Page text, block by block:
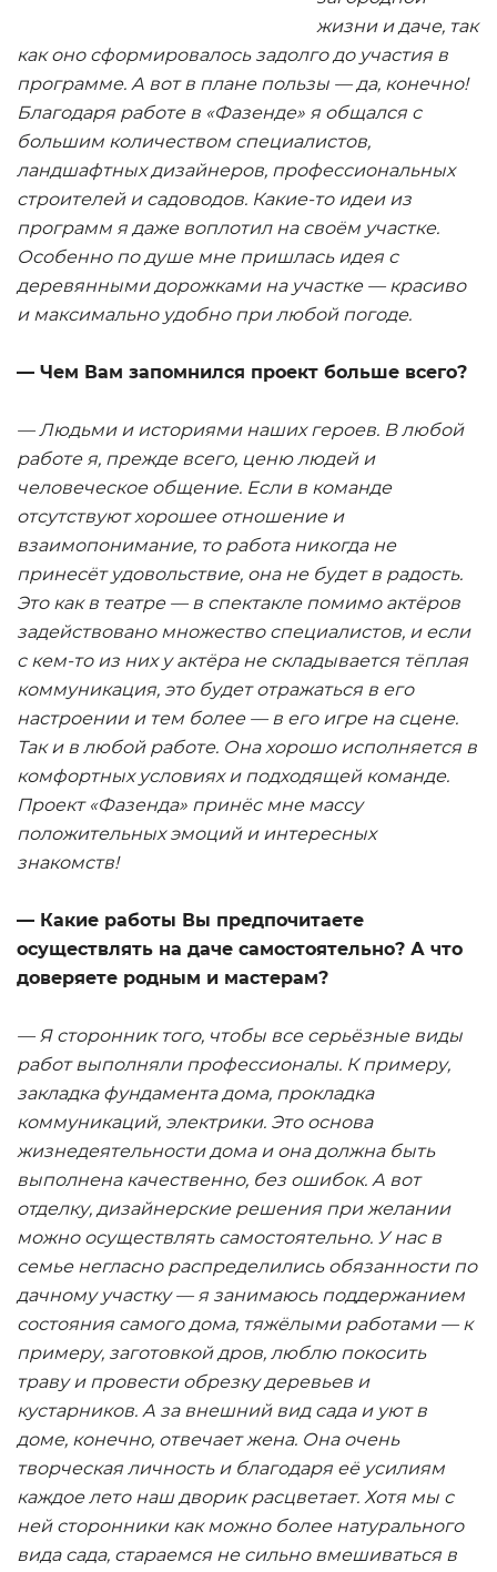
жизни и даче, так
как оно сформировалось задолго до участия в
программе. А вот в плане пользы — да, конечно!
Благодаря работе в «Фазенде» я общался с
большим количеством специалистов,
ландшафтных дизайнеров, профессиональных
строителей и садоводов. Какие-то идеи из
программ я даже воплотил на своём участке.
Особенно по душе мне пришлась идея с
деревянными дорожками на участке — красиво
и максимально удобно при любой погоде.
— Чем Вам запомнился проект больше всего?
— Людьми и историями наших героев. В любой
работе я, прежде всего, ценю людей и
человеческое общение. Если в команде
отсутствуют хорошее отношение и
взаимопонимание, то работа никогда не
принесёт удовольствие, она не будет в радость.
Это как в театре — в спектакле помимо актёров
задействовано множество специалистов, и если
с кем-то из них у актёра не складывается тёплая
коммуникация, это будет отражаться в его
настроении и тем более — в его игре на сцене.
Так и в любой работе. Она хорошо исполняется в
комфортных условиях и подходящей команде.
Проект «Фазенда» принёс мне массу
положительных эмоций и интересных
знакомств!
— Какие работы Вы предпочитаете
осуществлять на даче самостоятельно? А что
доверяете родным и мастерам?
— Я сторонник того, чтобы все серьёзные виды
работ выполняли профессионалы. К примеру,
закладка фундамента дома, прокладка
коммуникаций, электрики. Это основа
жизнедеятельности дома и она должна быть
выполнена качественно, без ошибок. А вот
отделку, дизайнерские решения при желании
можно осуществлять самостоятельно. У нас в
семье негласно распределились обязанности по
дачному участку — я занимаюсь поддержанием
состояния самого дома, тяжёлыми работами — к
примеру, заготовкой дров, люблю покосить
траву и провести обрезку деревьев и
кустарников. А за внешний вид сада и уют в
доме, конечно, отвечает жена. Она очень
творческая личность и благодаря её усилиям
каждое лето наш дворик расцветает. Хотя мы с
ней сторонники как можно более натурального
вида сада, стараемся не сильно вмешиваться в